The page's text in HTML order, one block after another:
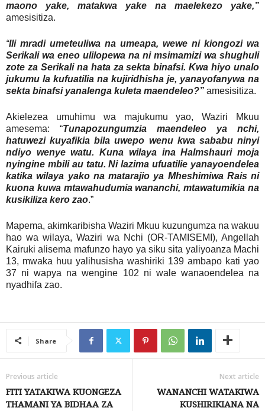
maono yake, matakwa yake na maelekezo yake,”
amesisitiza.
“Ili mradi umeteuliwa na umeapa, wewe ni kiongozi wa
Serikali wa eneo ulilopewa na ni msimamizi wa shughuli
zote za Serikali na hata za sekta binafsi. Kwa hiyo unalo
jukumu la kufuatilia na kujiridhisha je, yanayofanywa na
sekta binafsi yanalenga kuleta maendeleo?” amesisitiza.
Akielezea umuhimu wa majukumu yao, Waziri Mkuu
amesema: “Tunapozungumzia maendeleo ya nchi,
hatuwezi kuyafikia bila uwepo wenu kwa sababu ninyi
ndiyo wenye watu. Kuna wilaya ina Halmshauri moja
nyingine mbili au tatu. Ni lazima ufuatilie yanayoendelea
katika wilaya yako na matarajio ya Mheshimiwa Rais ni
kuona kuwa mtawahudumia wananchi, mtawatumikia na
kusikiliza kero zao.”
Mapema, akimkaribisha Waziri Mkuu kuzungumza na wakuu
hao wa wilaya, Waziri wa Nchi (OR-TAMISEMI), Angellah
Kairuki alisema mafunzo hayo ya siku sita yaliyoanza Machi
13, mwaka huu yalihusisha washiriki 139 ambapo kati yao
37 ni wapya na wengine 102 ni wale wanaoendelea na
nyadhifa zao.
Share
Previous article
FITI YATAKIWA KUONGEZA
THAMANI YA BIDHAA ZA
Next article
WANANCHI WATAKIWA
KUSHIRIKIANA NA